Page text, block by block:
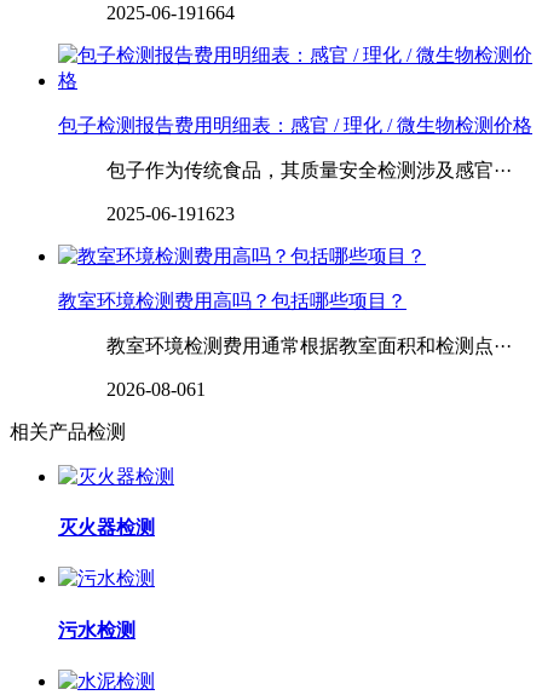
2025-06-191664
包子检测报告费用明细表：感官 / 理化 / 微生物检测价格
包子作为传统食品，其质量安全检测涉及感官···
2025-06-191623
教室环境检测费用高吗？包括哪些项目？
教室环境检测费用通常根据教室面积和检测点···
2026-08-061
相关产品检测
灭火器检测
污水检测